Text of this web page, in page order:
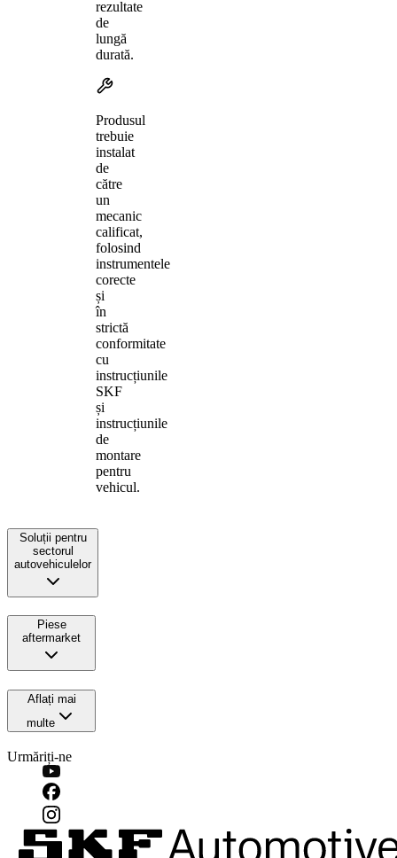
rezultate
de
lungă
durată.
Produsul
trebuie
instalat
de
către
un
mecanic
calificat,
folosind
instrumentele
corecte
și
în
strictă
conformitate
cu
instrucțiunile
SKF
și
instrucțiunile
de
montare
pentru
vehicul.
Soluții pentru
sectorul
autovehiculelor
Piese
aftermarket
Aflați mai
multe
Urmăriți-ne